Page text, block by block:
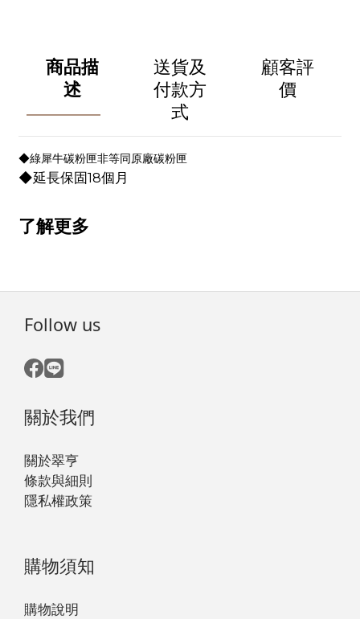
商品描
述
送貨及
付款方
式
顧客評
價
◆綠犀牛碳粉匣非等同原廠碳粉匣
◆延長保固18個月
了解更多
Follow us
關於我們
關於翠亨
條款與細則
隱私權政策
購物須知
購物說明